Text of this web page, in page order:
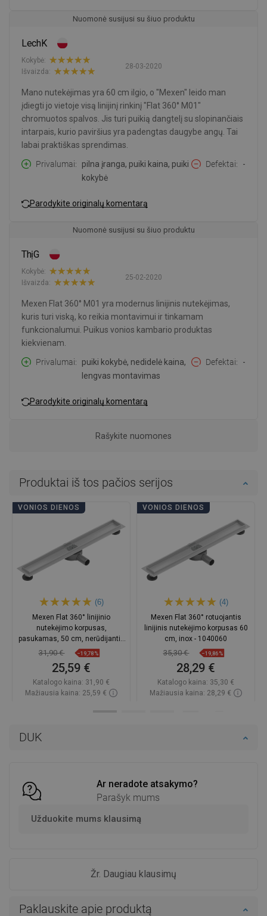
DUK
Ar neradote atsakymo?
Parašyk mums
Užduokite mums klausimą
Žr. Daugiau klausimų
Nuomonė susijusi su šiuo produktu
LechK
28-03-2020
Kokybė:
Išvaizda:
Mano nutekėjimas yra 60 cm ilgio, o "Mexen" leido man
įdiegti jo vietoje visą linijinį rinkinį "Flat 360° M01"
chromuotos spalvos. Jis turi puikią dangtelį su slopinančiais
intarpais, kurio paviršius yra padengtas daugybe angų. Tai
labai praktiškas sprendimas.
Privalumai
pilna įranga, puiki kaina, puiki
kokybė
Defektai -
Parodykite originalų komentarą
Nuomonė susijusi su šiuo produktu
ThịG
25-02-2020
Kokybė:
Išvaizda:
Mexen Flat 360° M01 yra modernus linijinis nutekėjimas,
kuris turi viską, ko reikia montavimui ir tinkamam
funkcionalumui. Puikus vonios kambario produktas
kiekvienam.
Privalumai
puiki kokybė, nedidelė kaina,
lengvas montavimas
Defektai -
Parodykite originalų komentarą
Rašykite nuomones
Paklauskite apie produktą
Produktai iš tos pačios serijos
VONIOS DIENOS
(6)
Mexen Flat 360° linijinio
nutekėjimo korpusas,
pasukamas, 50 cm, nerūdijantis
plienas - 1040050
31,90 € −19,78%
25,59 €
Katalogo kaina: 31,90 €
Mažiausia kaina: 25,59 €
VONIOS DIENOS
(4)
Mexen Flat 360° rotuojantis
linijinis nutekėjimo korpusas 60
cm, inox - 1040060
35,30 € −19,86%
28,29 €
Katalogo kaina: 35,30 €
Mažiausia kaina: 28,29 €